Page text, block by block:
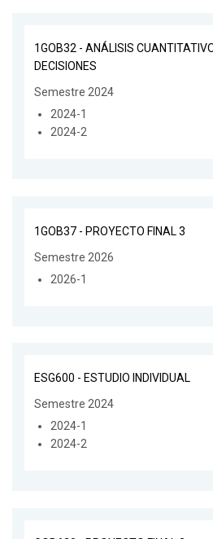
1GOB32 - ANÁLISIS
DECISIONES
Semestre 2024
2024-1
2024-2
1GOB37 - PROYECTO FINAL 3
Semestre 2026
2026-1
ESG600 - ESTUDIO INDIVIDUAL
Semestre 2024
2024-1
2024-2